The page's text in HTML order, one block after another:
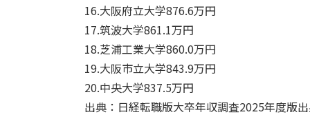
16.大阪府立大学876.6万円
17.筑波大学861.1万円
18.芝浦工業大学860.0万円
19.大阪市立大学843.9万円
20.中央大学837.5万円
出典：日経転職版大卒年収調査2025年度版